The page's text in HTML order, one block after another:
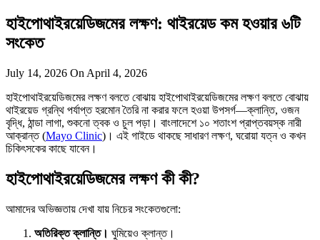
হাইপোথাইরয়েডিজমের লক্ষণ: থাইরয়েড কম হওয়ার ৬টি
সংকেত
July 14, 2026 On April 4, 2026
হাইপোথাইরয়েডিজমের লক্ষণ বলতে বোঝায় হাইপোথাইরয়েডিজমের লক্ষণ বলতে বোঝায়
থাইরয়েড গ্রন্থি পর্যাপ্ত হরমোন তৈরি না করার ফলে হওয়া উপসর্গ—ক্লান্তি, ওজন
বৃদ্ধি, ঠান্ডা লাগা, শুকনো ত্বক ও চুল পড়া। বাংলাদেশে ১০ শতাংশ প্রাপ্তবয়স্ক নারী
আক্রান্ত (Mayo Clinic)। এই গাইডে থাকছে সাধারণ লক্ষণ, ঘরোয়া যত্ন ও কখন
চিকিৎসকের কাছে যাবেন।
হাইপোথাইরয়েডিজমের লক্ষণ কী কী?
আমাদের অভিজ্ঞতায় দেখা যায় নিচের সংকেতগুলো:
অতিরিক্ত ক্লান্তি। ঘুমিয়েও ক্লান্ত।